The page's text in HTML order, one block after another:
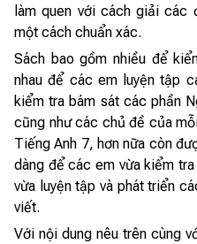
làm quen với cách giải các
một cách chuẩn xác.
Sách bao gồm nhiều để
nhau để các em luyện tập
kiểm tra bám sát các phần
cũng như các chủ đề của
Tiếng Anh 7, hơn nữa còn
dàng để các em vừa kiểm
vừa luyện tập và phát triển
viết.
Với nội dung nêu trên cùng